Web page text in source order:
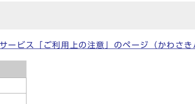
ービス「ご利用上の注意」のページ（かわさき